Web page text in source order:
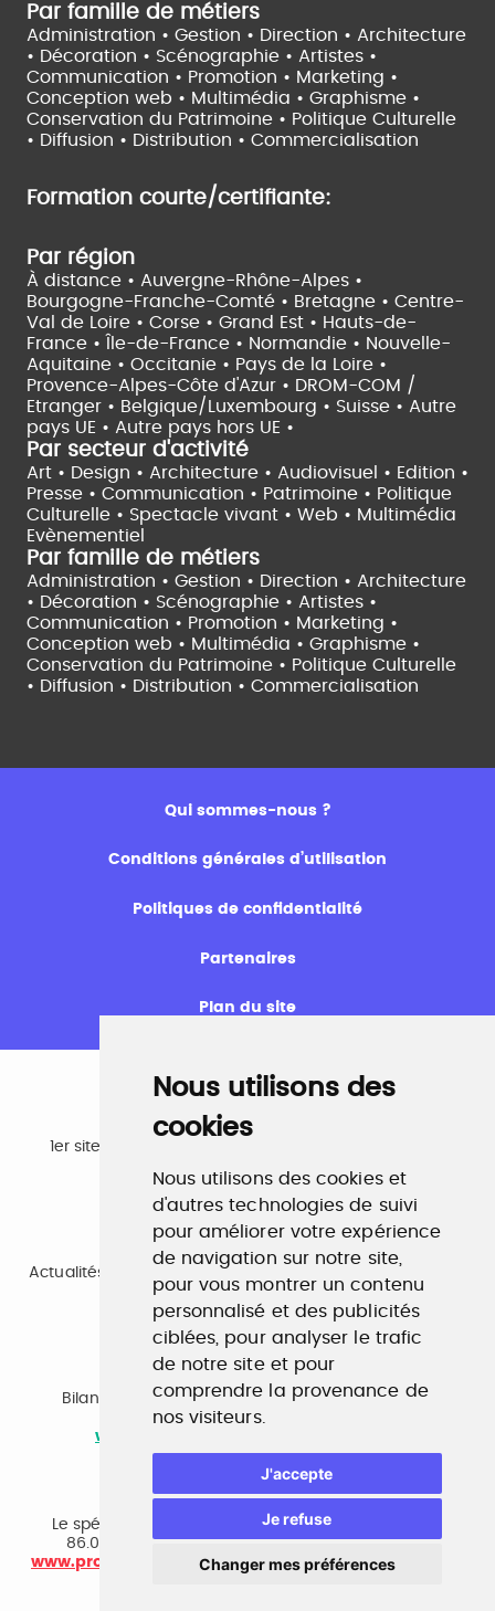
Nous utilisons des
cookies
Nous utilisons des cookies et
d'autres technologies de suivi
pour améliorer votre expérience
de navigation sur notre site,
pour vous montrer un contenu
personnalisé et des publicités
ciblées, pour analyser le trafic
de notre site et pour
comprendre la provenance de
nos visiteurs.
J'accepte
Je refuse
Changer mes préférences
Par famille de métiers
Administration • Gestion • Direction • Architecture
• Décoration • Scénographie • Artistes •
Communication • Promotion • Marketing •
Conception web • Multimédia • Graphisme •
Conservation du Patrimoine • Politique Culturelle
• Diffusion • Distribution • Commercialisation
Formation courte/certifiante:
Par région
À distance • Auvergne-Rhône-Alpes •
Bourgogne-Franche-Comté • Bretagne • Centre-
Val de Loire • Corse • Grand Est • Hauts-de-
France •
Île-de-France • Normandie • Nouvelle-
Aquitaine • Occitanie • Pays de la Loire •
Provence-Alpes-Côte d'Azur • DROM-COM /
Etranger • Belgique/Luxembourg • Suisse • Autre
pays UE • Autre pays hors UE •
Par secteur d'activité
Art • Design • Architecture • Audiovisuel • Edition •
Presse • Communication • Patrimoine • Politique
Culturelle • Spectacle vivant • Web • Multimédia
Evènementiel
Par famille de métiers
Administration • Gestion • Direction • Architecture
• Décoration • Scénographie • Artistes •
Communication • Promotion • Marketing •
Conception web • Multimédia • Graphisme •
Conservation du Patrimoine • Politique Culturelle
• Diffusion • Distribution • Commercialisation
Qui sommes-nous ?
Conditions générales d’utilisation
Politiques de confidentialité
Partenaires
Plan du site
Emploi
1er site emploi du secteur culturel 784.000 visites et
www.profilculture.com
Formation
Actualités, guide et annuaire des formations aux métiers
de la culture.
www.profilculture-formation.com
Accompagnement professionnel
Bilan de compétences, coaching, techniques de
recherche d'emploi, entretien conseil.
www.profilculture-competences.com
Le spécialiste du secteur culturel, une cvthèque de
86.000 CV et réseau unique de professionnels.
www.profilculture-conseil.com/cabinet-recrutement